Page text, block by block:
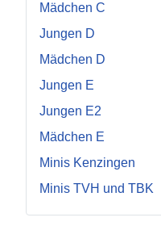
Mädchen C
Jungen D
Mädchen D
Jungen E
Jungen E2
Mädchen E
Minis Kenzingen
Minis TVH und TBK